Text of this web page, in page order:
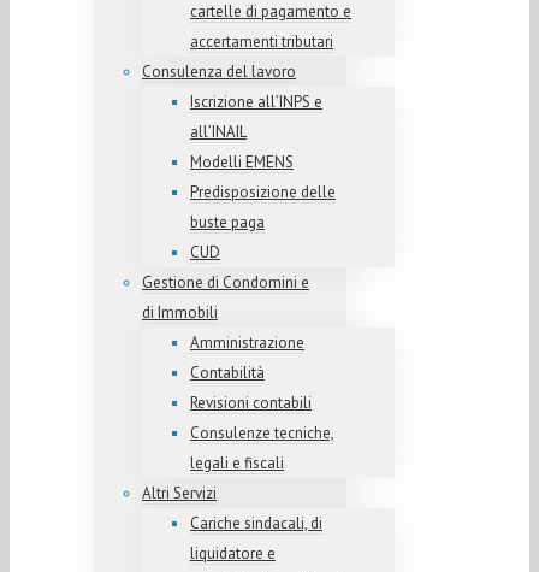
cartelle di pagamento e
accertamenti tributari
Consulenza del lavoro
Iscrizione all’INPS e
all’INAIL
Modelli EMENS
Predisposizione delle
buste paga
CUD
Gestione di Condomini e
di Immobili
Amministrazione
Contabilità
Revisioni contabili
Consulenze tecniche,
legali e fiscali
Altri Servizi
Cariche sindacali, di
liquidatore e